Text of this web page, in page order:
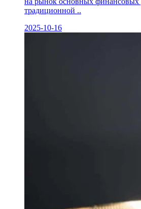
традиционной ..
2025-10-16